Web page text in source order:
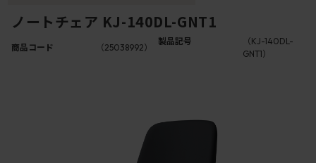
ノートチェア KJ-140DL-GNT1
商品コード （25038992）
製品記号
（KJ-140DL-
GNT1）